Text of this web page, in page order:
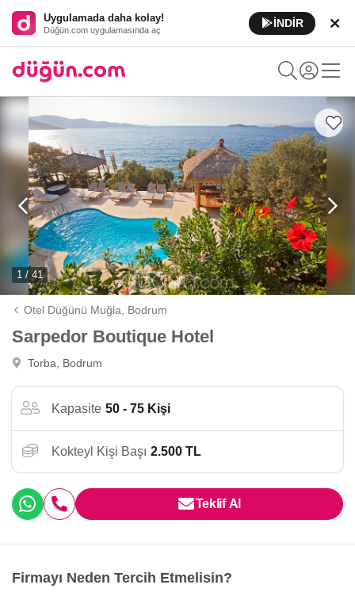
Uygulamada daha kolay!
Düğün.com uygulamasında aç
İNDİR
1 / 41
Otel Düğünü Muğla, Bodrum
Sarpedor Boutique Hotel
Torba, Bodrum
Kapasite 50 - 75 Kişi
Kokteyl Kişi Başı 2.500 TL
Teklif Al
Firmayı Neden Tercih Etmelisin?